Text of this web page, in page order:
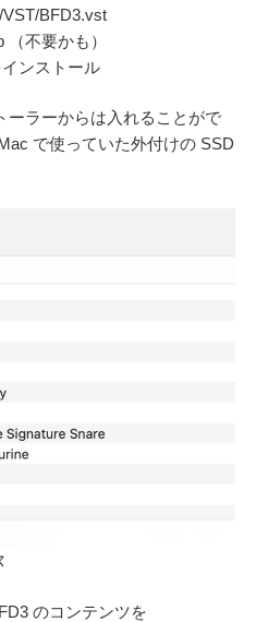
BFD3.vst
不要かも）
ンストール
ーラーからは入れることがで
で使っていた外付けの SSD
のコンテンツを